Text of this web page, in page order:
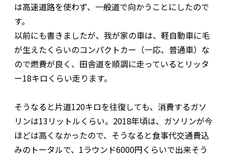
は高速道路を使わず、一般道で向かうことにしたので
す。
以前にも書きましたが、我が家の車は、軽自動車に毛
が生えたくらいのコンパクトカー（一応、普通車）な
ので燃費が良く、田舎道を順調に走っているとリッタ
ー18キロくらい走ります。
そうなると片道120キロを往復しても、消費するガソ
リンは13リットルくらい。2018年頃は、ガソリンが今
ほどは高くなかったので、そうなると食事代交通費込
みのトータルで、1ラウンド6000円くらいで出来そう